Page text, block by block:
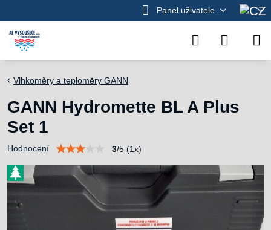
Panel uživatele
Vlhkoměry a teploměry GANN
GANN Hydromette BL A Plus
Set 1
Hodnocení 3/5 (1x)